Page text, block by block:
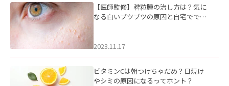
【医師監修】稗粒腫の治し方は？気に
なる白いブツブツの原因と自宅ででき
2023.11.17
ビタミンCは朝つけちゃだめ？日焼け
やシミの原因になるってホント？